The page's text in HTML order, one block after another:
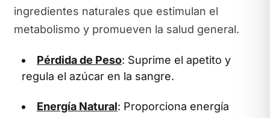
ingredientes naturales que estimulan el
metabolismo y promueven la salud general.
Pérdida de Peso: Suprime el apetito y
regula el azúcar en la sangre.
Energía Natural: Proporciona energía